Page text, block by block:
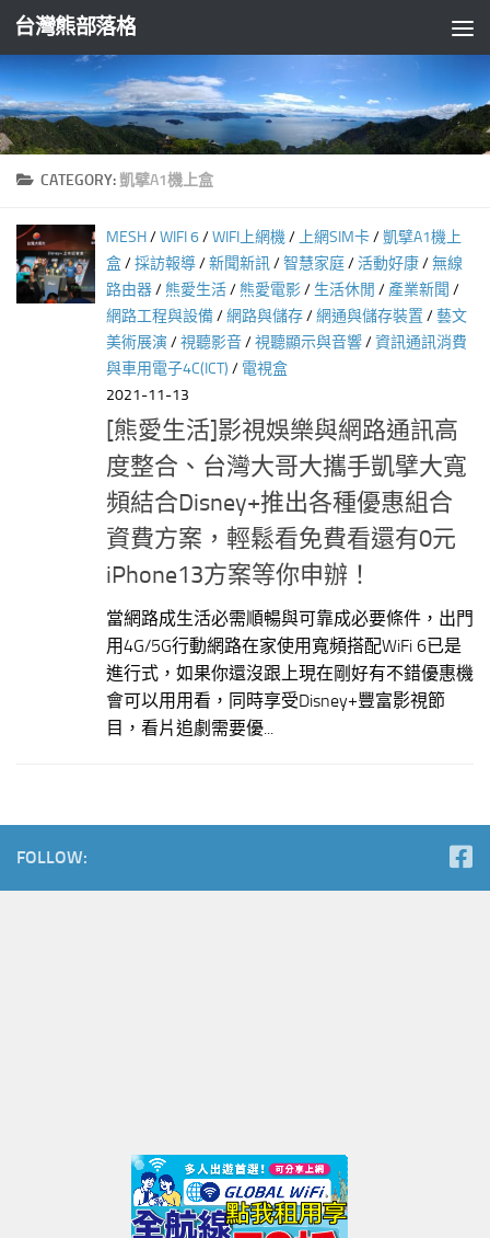
Skip to content
台灣熊部落格
CATEGORY:凱擘A1機上盒
MESH/WIFI 6/WIFI上網機/ 上網SIM卡/凱擘A1機上
盒/採訪報導/新聞新訊/智慧家庭/活動好康/無線
路由器/ 熊愛生活/ 熊愛電影/ 生活休閒 / 產業新聞 /
網路工程與設備/網路與儲存/網通與儲存裝置 /藝文
美術展演 /視聽影音/視聽顯示與音響/資訊通訊消費
與車用電子4C(ICT) / 電視盒
2021-11-13
[熊愛生活]影視娛樂與網路通訊高
度整合、台灣大哥大攜手凱擘大寬
頻結合Disney+推出各種優惠組合
資費方案，輕鬆看免費看還有0元
iPhone13方案等你申辦！
當網路成生活必需順暢與可靠成必要條件，出門
用4G/5G行動網路在家使用寬頻搭配WiFi 6已是
進行式，如果你還沒跟上現在剛好有不錯優惠機
會可以用用看，同時享受Disney+豐富影視節
目，看片追劇需要優...
FOLLOW: